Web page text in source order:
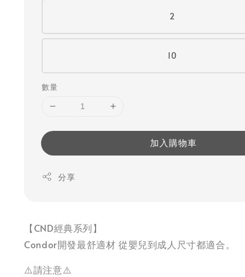
2
10
數量
加入購物車
分享
【CND經典系列】
Condor開發最舒適材 從嬰兒到成人尺寸都適合。
⚠️請注意⚠️